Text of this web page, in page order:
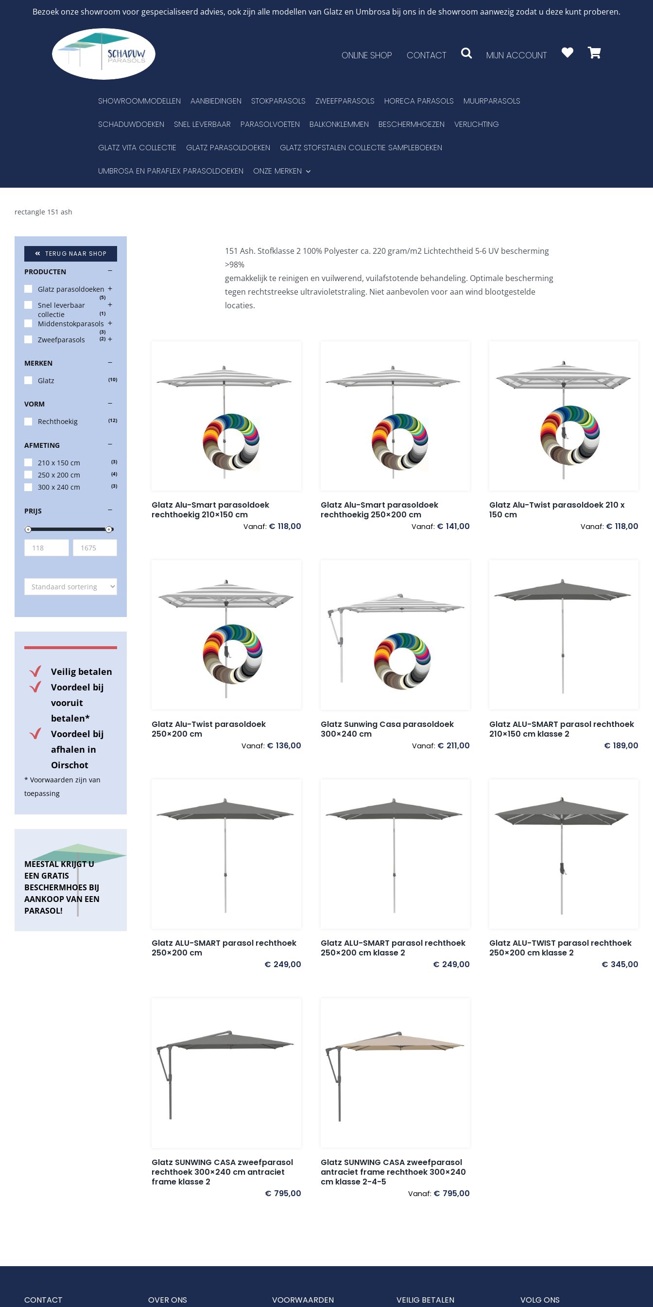
Bezoek onze showroom voor gespecialiseerd advies, ook zijn alle modellen van Glatz en Umbrosa bij ons in de showroom aanwezig zodat u deze kunt proberen.
ONLINE SHOP CONTACT MIJN ACCOUNT
SHOWROOMMODELLEN AANBIEDINGEN STOKPARASOLS ZWEEFPARASOLS HORECA PARASOLS MUURPARASOLS
SCHADUWDOEKEN SNEL LEVERBAAR PARASOLVOETEN BALKONKLEMMEN BESCHERMHOEZEN VERLICHTING
GLATZ VITA COLLECTIE GLATZ PARASOLDOEKEN GLATZ STOFSTALEN COLLECTIE SAMPLEBOEKEN
UMBROSA EN PARAFLEX PARASOLDOEKEN ONZE MERKEN
rectangle 151 ash
151 Ash. Stofklasse 2 100% Polyester ca. 220 gram/m2 Lichtechtheid 5-6 UV bescherming
>98%
gemakkelijk te reinigen en vuilwerend, vuilafstotende behandeling. Optimale bescherming
tegen rechtstreekse ultravioletstraling. Niet aanbevolen voor aan wind blootgestelde
locaties.
Glatz Alu-Smart parasoldoek
rechthoekig 210×150 cm
Vanaf: € 118,00
Glatz Alu-Smart parasoldoek
rechthoekig 250×200 cm
Vanaf: € 141,00
Glatz Alu-Twist parasoldoek 210 x
150 cm
Vanaf: € 118,00
Glatz Alu-Twist parasoldoek
250×200 cm
Vanaf: € 136,00
Glatz Sunwing Casa parasoldoek
300×240 cm
Vanaf: € 211,00
Glatz ALU-SMART parasol rechthoek
210×150 cm klasse 2
€ 189,00
Glatz ALU-SMART parasol rechthoek
250×200 cm
€ 249,00
Glatz ALU-SMART parasol rechthoek
250×200 cm klasse 2
€ 249,00
Glatz ALU-TWIST parasol rechthoek
250×200 cm klasse 2
€ 345,00
Glatz SUNWING CASA zweefparasol
rechthoek 300×240 cm antraciet
frame klasse 2
€ 795,00
Glatz SUNWING CASA zweefparasol
antraciet frame rechthoek 300×240
cm klasse 2-4-5
Vanaf: € 795,00
TERUG NAAR SHOP
PRODUCTEN
Glatz parasoldoeken
(5)
Snel leverbaar
collectie
(1)
Middenstokparasols
(3)
Zweefparasols (2)
MERKEN
Glatz
(10)
VORM
Rechthoekig
(12)
AFMETING
210 x 150 cm
(3)
250 x 200 cm (4)
300 x 240 cm (3)
PRIJS
Veilig betalen
Voordeel bij
vooruit
betalen*
Voordeel bij
afhalen in
Oirschot
* Voorwaarden zijn van
toepassing
MEESTAL KRIJGT U
EEN GRATIS
BESCHERMHOES BIJ
AANKOOP VAN EEN
PARASOL!
CONTACT OVER ONS VOORWAARDEN VEILIG BETALEN VOLG ONS